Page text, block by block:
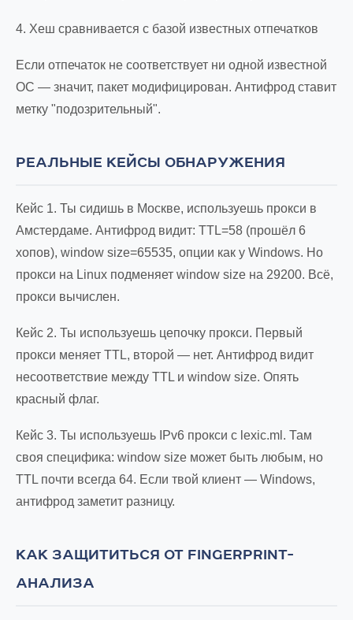
4. Хеш сравнивается с базой известных отпечатков
Если отпечаток не соответствует ни одной известной
ОС — значит, пакет модифицирован. Антифрод ставит
метку "подозрительный".
РЕАЛЬНЫЕ КЕЙСЫ ОБНАРУЖЕНИЯ
Кейс 1. Ты сидишь в Москве, используешь прокси в
Амстердаме. Антифрод видит: TTL=58 (прошёл 6
хопов), window size=65535, опции как у Windows. Но
прокси на Linux подменяет window size на 29200. Всё,
прокси вычислен.
Кейс 2. Ты используешь цепочку прокси. Первый
прокси меняет TTL, второй — нет. Антифрод видит
несоответствие между TTL и window size. Опять
красный флаг.
Кейс 3. Ты используешь IPv6 прокси с lexic.ml. Там
своя специфика: window size может быть любым, но
TTL почти всегда 64. Если твой клиент — Windows,
антифрод заметит разницу.
КАК ЗАЩИТИТЬСЯ ОТ FINGERPRINT-
АНАЛИЗА